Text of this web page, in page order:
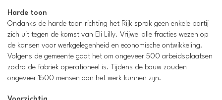
Harde toon
Ondanks de harde toon richting het Rijk sprak geen enkele partij
zich uit tegen de komst van Eli Lilly. Vrijwel alle fracties wezen op
de kansen voor werkgelegenheid en economische ontwikkeling.
Volgens de gemeente gaat het om ongeveer 500 arbeidsplaatsen
zodra de fabriek operationeel is. Tijdens de bouw zouden
ongeveer 1500 mensen aan het werk kunnen zijn.